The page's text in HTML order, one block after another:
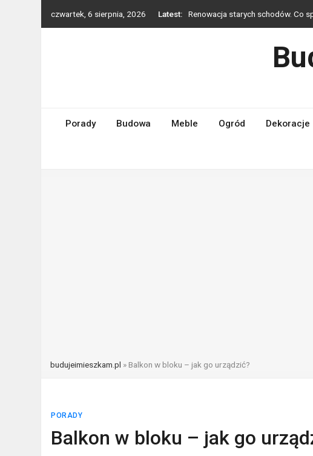
czwartek, 6 sierpnia, 2026 Latest:
Renowacja starych schodów. Co
Beżowy salon – jakie dodatki
Jak robi się siatki zgrzewane ze
Porady Budowa Meble Ogród Dekoracje
budujeimieszkam.pl » Balkon w bloku – jak go urządzić?
PORADY
Balkon w bloku – jak go